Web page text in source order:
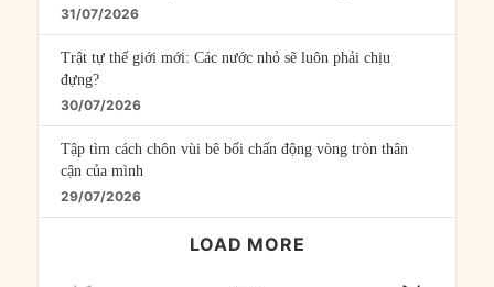
31/07/2026
Trật tự thế giới mới: Các nước nhỏ sẽ luôn phải chịu
đựng?
30/07/2026
Tập tìm cách chôn vùi bê bối chấn động vòng tròn thân
cận của mình
29/07/2026
LOAD MORE